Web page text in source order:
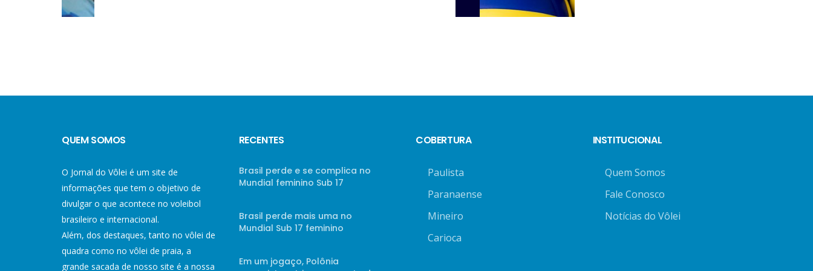
QUEM SOMOS
O Jornal do Vôlei é um site de
informações que tem o objetivo de
divulgar o que acontece no voleibol
brasileiro e internacional.
Além, dos destaques, tanto no vôlei de
quadra como no vôlei de praia, a
grande sacada de nosso site é a nossa
RECENTES
Brasil perde e se complica no
Mundial feminino Sub 17
Brasil perde mais uma no
Mundial Sub 17 feminino
Em um jogaço, Polônia
COBERTURA
Paulista
Paranaense
Mineiro
Carioca
INSTITUCIONAL
Quem Somos
Fale Conosco
Notícias do Vôlei